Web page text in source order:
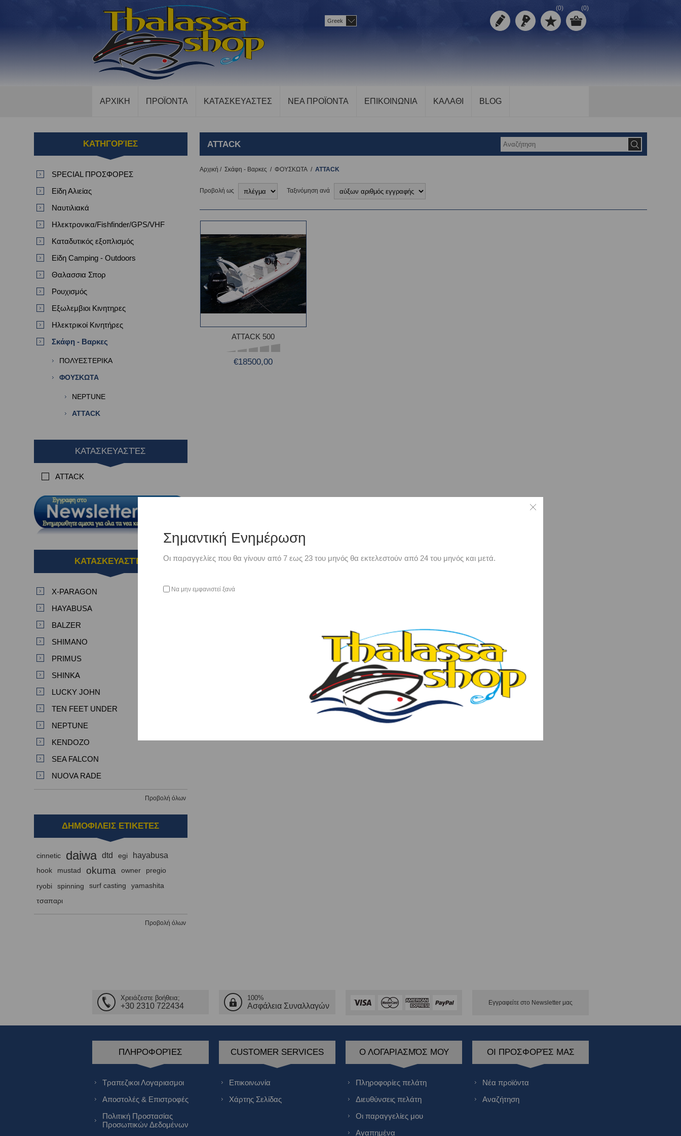
(0) (0)
Greek
ΑΡΧΙΚΗ ΠΡΟΪΟΝΤΑ ΚΑΤΑΣΚΕΥΑΣΤΕΣ ΝΕΑ ΠΡΟΪΟΝΤΑ ΕΠΙΚΟΙΝΩΝΙΑ ΚΑΛΑΘΙ BLOG
ATTACK
Αρχική / Σκάφη - Βαρκες / ΦΟΥΣΚΩΤΑ / ATTACK
Προβολή ως Ταξινόμηση ανά
ATTACK 500
€18500,00
ΚΑΤΗΓΟΡΊΕΣ
SPECIAL ΠΡΟΣΦΟΡΕΣ
Είδη Αλιείας
Ναυτιλιακά
Ηλεκτρονικα/Fishfinder/GPS/VHF
Καταδυτικός εξοπλισμός
Είδη Camping - Outdoors
Θαλασσια Σπορ
Ρουχισμός
Εξωλεμβιοι Κινητηρες
Ηλεκτρικοί Κινητήρες
Σκάφη - Βαρκες
ΠΟΛΥΕΣΤΕΡΙΚΑ
ΦΟΥΣΚΩΤΑ
NEPTUNE
ATTACK
ΚΑΤΑΣΚΕΥΑΣΤΈΣ
ATTACK
ΚΑΤΑΣΚΕΥΑΣΤΈΣ
X-PARAGON
HAYABUSA
BALZER
SHIMANO
PRIMUS
SHINKA
LUCKY JOHN
TEN FEET UNDER
NEPTUNE
KENDOZO
SEA FALCON
NUOVA RADE
Προβολή όλων
ΔΗΜΟΦΙΛΕΙΣ ΕΤΙΚΕΤΕΣ
cinnetic daiwa dtd egi hayabusa
hook mustad okuma owner pregio
ryobi spinning surf casting
yamashita
τσαπαρι
Προβολή όλων
Χρειάζεστε βοήθεια;
+30 2310 722434
100%
Ασφάλεια Συναλλαγών Εγγραφείτε στο Νewsletter μας
ΠΛΗΡΟΦΟΡΊΕΣ
Τραπεζικοι Λογαριασμοι
Αποστολές & Επιστροφές
Πολιτική Προστασίας
Προσωπικών Δεδομένων
CUSTOMER SERVICES
Επικοινωνία
Χάρτης Σελίδας
Ο ΛΟΓΑΡΙΑΣΜΌΣ ΜΟΥ
Πληροφορίες πελάτη
Διευθύνσεις πελάτη
Οι παραγγελίες μου
Αγαπημένα
ΟΙ ΠΡΟΣΦΟΡΈΣ ΜΑΣ
Νέα προϊόντα
Αναζήτηση
Σημαντική Ενημέρωση
Οι παραγγελίες που θα γίνουν από 7 εως 23 του μηνός θα εκτελεστούν από 24 του μηνός και μετά.
Να μην εμφανιστεί ξανά